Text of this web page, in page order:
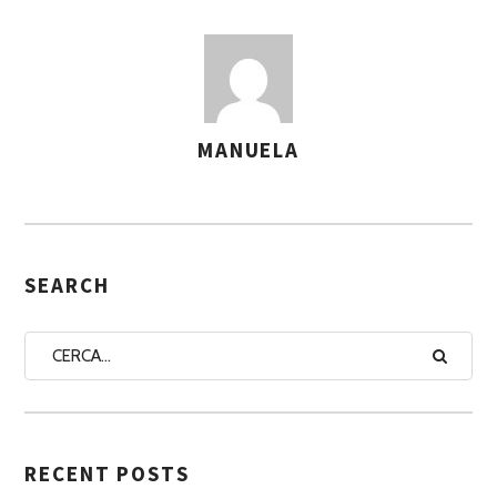
S
G
A
U
O
MANUELA
SEARCH
RECENT POSTS